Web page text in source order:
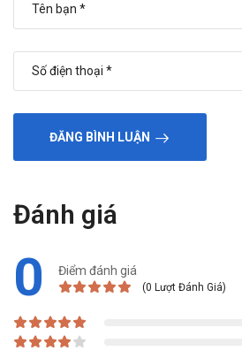
ĐĂNG BÌNH LUẬN
Đánh giá
0 Điểm đánh giá
(0 Lượt Đánh Giá)